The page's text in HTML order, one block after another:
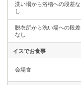
洗い場から浴槽への段差な
し
脱衣所から洗い場への段差
なし
イスでお食事
会場食